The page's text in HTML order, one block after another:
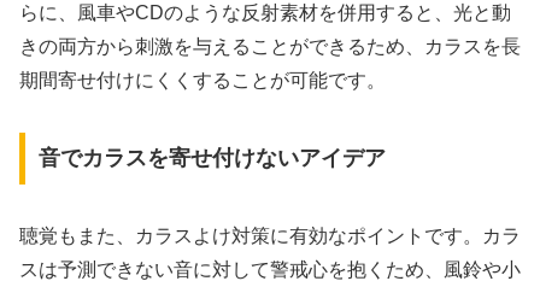
らに、風車やCDのような反射素材を併用すると、光と動
きの両方から刺激を与えることができるため、カラスを長
期間寄せ付けにくくすることが可能です。
音でカラスを寄せ付けないアイデア
聴覚もまた、カラスよけ対策に有効なポイントです。カラ
スは予測できない音に対して警戒心を抱くため、風鈴や小